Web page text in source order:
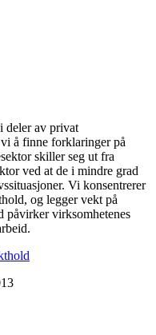
deler av privat
å finne forklaringer på
skiller seg ut fra
ved at de i mindre grad
Vi konsentrerer
og legger vekt på
påvirker virksomhetenes